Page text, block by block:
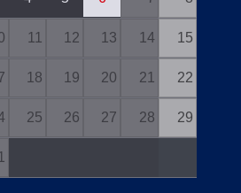
11 12 13 14 15
18 19 20 21 22
25 26 27 28 29